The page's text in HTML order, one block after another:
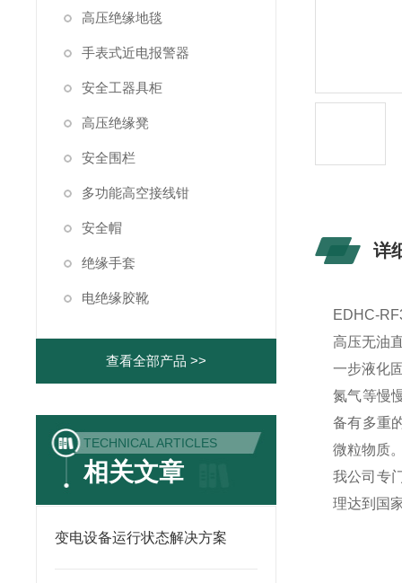
高压绝缘地毯
手表式近电报警器
安全工器具柜
高压绝缘凳
安全围栏
多功能高空接线钳
安全帽
绝缘手套
电绝缘胶靴
查看全部产品 >>
TECHNICAL ARTICLES
相关文章
变电设备运行状态解决方案
详
EDHC-
高压无油
一步液化
氮气等慢
备有多重
微粒物质
我公司专
理达到国